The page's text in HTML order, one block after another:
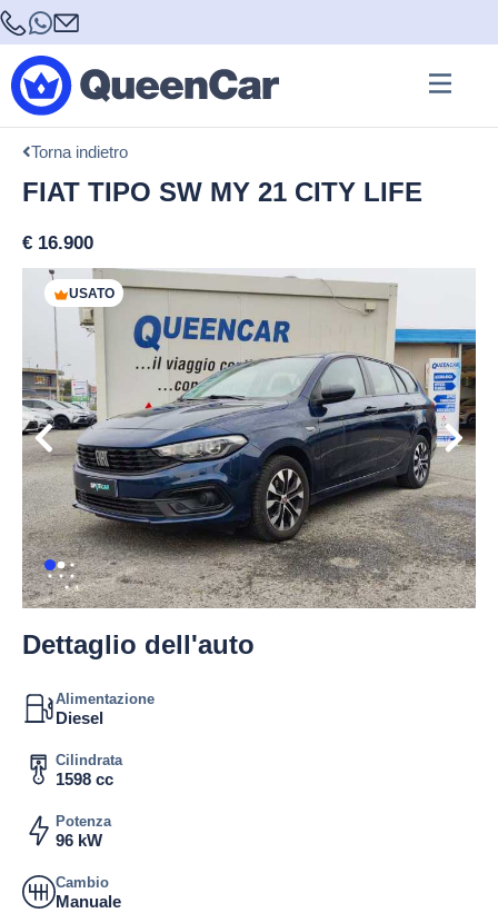
Torna indietro
FIAT TIPO SW MY 21 CITY LIFE
€ 16.900
USATO
Dettaglio dell'auto
Alimentazione
Diesel
Cilindrata
1598 cc
Potenza
96 kW
Cambio
Manuale